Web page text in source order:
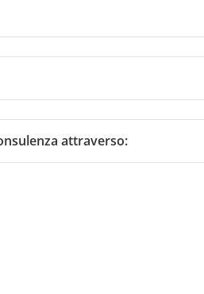
attraverso: